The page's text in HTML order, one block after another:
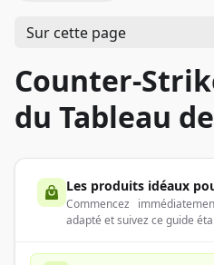
Sur cette page
Counter-
du Tableau
Les produits idéaux
Commencez
adapté et suivez ce guide